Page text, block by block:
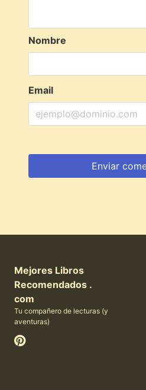
Nombre
Email
Mejores Libros
Recomendados .
com
Tu compañero de lecturas (y
aventuras)